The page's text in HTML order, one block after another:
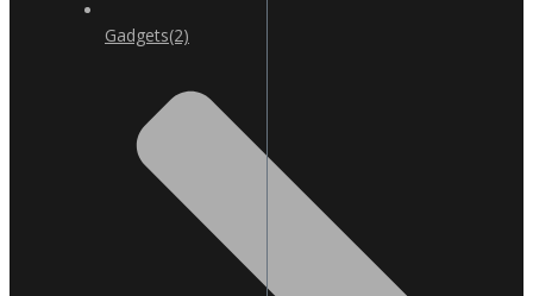
Gadgets(2)